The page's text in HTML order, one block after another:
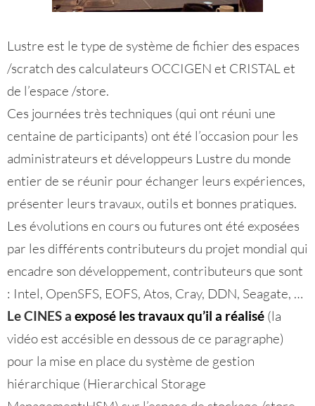
Lustre est le type de système de fichier des espaces
/scratch des calculateurs OCCIGEN et CRISTAL et
de l’espace /store.
Ces journées très techniques (qui ont réuni une
centaine de participants) ont été l’occasion pour les
administrateurs et développeurs Lustre du monde
entier de se réunir pour échanger leurs expériences,
présenter leurs travaux, outils et bonnes pratiques.
Les évolutions en cours ou futures ont été exposées
par les différents contributeurs du projet mondial qui
encadre son développement, contributeurs que sont
: Intel, OpenSFS, EOFS, Atos, Cray, DDN, Seagate, …
Le CINES a exposé les travaux qu’il a réalisé (la
vidéo est accésible en dessous de ce paragraphe)
pour la mise en place du système de gestion
hiérarchique (Hierarchical Storage